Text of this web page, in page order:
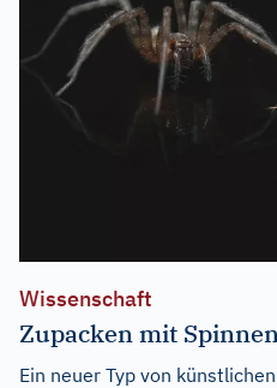
Wissenschaft
Zupacken mit
Ein neuer Typ von